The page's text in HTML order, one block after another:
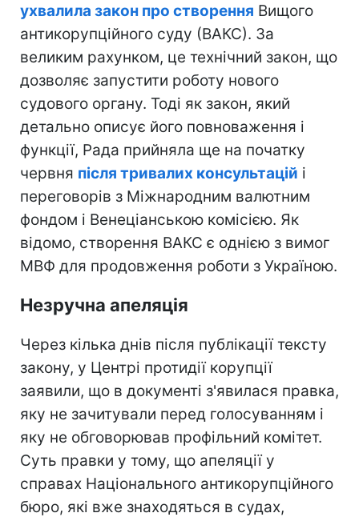
ухвалила закон про створення Вищого
антикорупційного суду (ВАКС). За
великим рахунком, це технічний закон, що
дозволяє запустити роботу нового
судового органу. Тоді як закон, який
детально описує його повноваження і
функції, Рада прийняла ще на початку
червня після тривалих консультацій і
переговорів з Міжнародним валютним
фондом і Венеціанською комісією. Як
відомо, створення ВАКС є однією з вимог
МВФ для продовження роботи з Україною.
Незручна апеляція
Через кілька днів після публікації тексту
закону, у Центрі протидії корупції
заявили, що в документі з'явилася правка,
яку не зачитували перед голосуванням і
яку не обговорював профільний комітет.
Суть правки у тому, що апеляції у
справах Національного антикорупційного
бюро, які вже знаходяться в судах,